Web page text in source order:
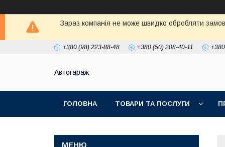
Зараз компанія не може швидко обробляти
+380 (98) 223-88-48 +380 (50) 208-40-11
Автогараж
ГОЛОВНА ТОВАРИ ТА ПОСЛУГИ